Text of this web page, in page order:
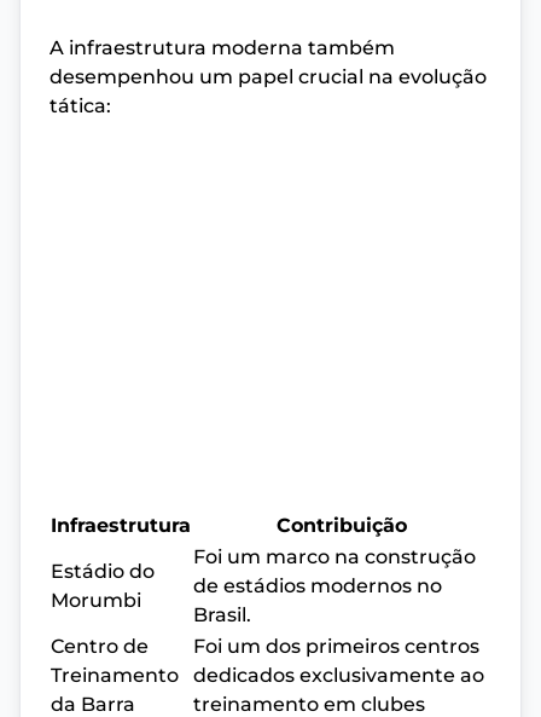
A infraestrutura moderna também
desempenhou um papel crucial na evolução
tática:
Infraestrutura
Contribuição
Estádio do
Morumbi
Foi um marco na construção
de estádios modernos no
Brasil.
Centro de
Treinamento
da Barra
Foi um dos primeiros centros
dedicados exclusivamente ao
treinamento em clubes